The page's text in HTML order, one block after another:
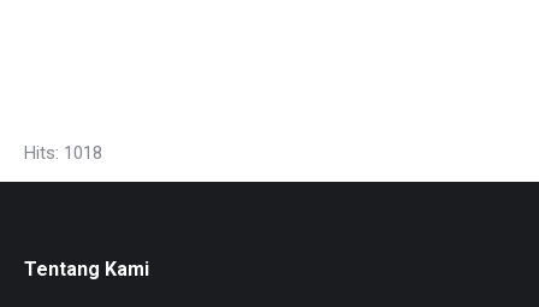
Hits: 1018
Tentang Kami